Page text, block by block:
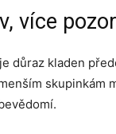
více
důraz kladen
skupinkám